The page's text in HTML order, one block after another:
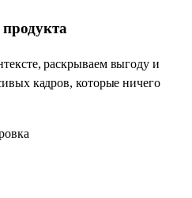
раскрываем выгоду и
кадров, которые ничего